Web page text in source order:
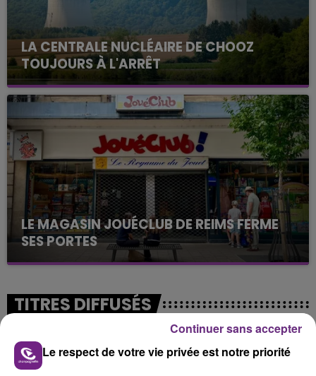
LA CENTRALE NUCLÉAIRE DE CHOOZ
TOUJOURS À L'ARRÊT
Cela fait déjà une semaine que la centrale
nucléaire ardennaise est à l'arrêt. Une situation
justifiée par la sécheresse intense qui est toujours
présente.
LE MAGASIN JOUÉCLUB DE REIMS FERME
SES PORTES
C'était l'une des institutions du centre-ville
fermer ses portes.
TITRES DIFFUSÉS
14h15
14h15 14h07
14h07
Le respect de votre vie privée est notre priorité
Continuer sans accepter